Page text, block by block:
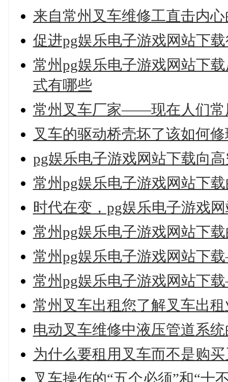
来自常州叉车维修工直击内
促进pg娱乐电子游戏网站下
常州pg娱乐电子游戏网站下
式有哪些
常州叉车厂家——现在人们常
叉车的驱动桥壳坏了该如何
pg娱乐电子游戏网站下载向
常州pg娱乐电子游戏网站下
时代在变，pg娱乐电子游戏
常州pg娱乐电子游戏网站下
常州pg娱乐电子游戏网站下
常州pg娱乐电子游戏网站下
常州叉车出租您了解叉车出
电动叉车维修中液压管道系
为什么要租用叉车而不是购
叉车操作的“五个必须”和“十